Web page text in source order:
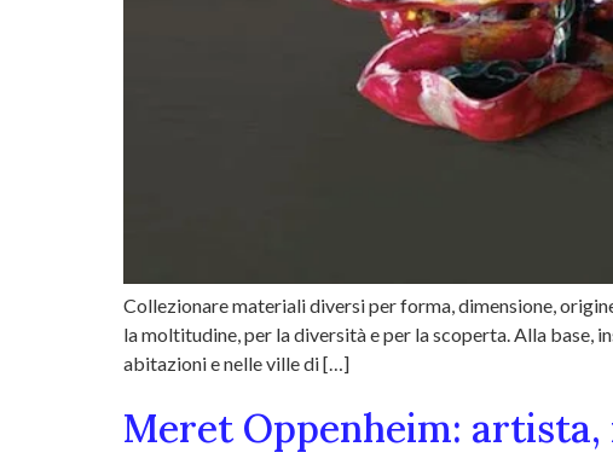
Collezionare materiali diversi per forma, dimensione,
la moltitudine, per la diversità e per la scoperta. Alla base,
abitazioni e nelle ville di […]
Meret Oppenheim: artista,